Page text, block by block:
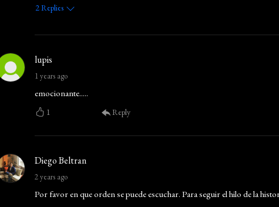
2Replies
lupis
1 years ago
emocionante.....
1 Reply
Diego Beltran
2 years ago
Por favor en que orden se puede escuchar. Para seguir el hilo de la